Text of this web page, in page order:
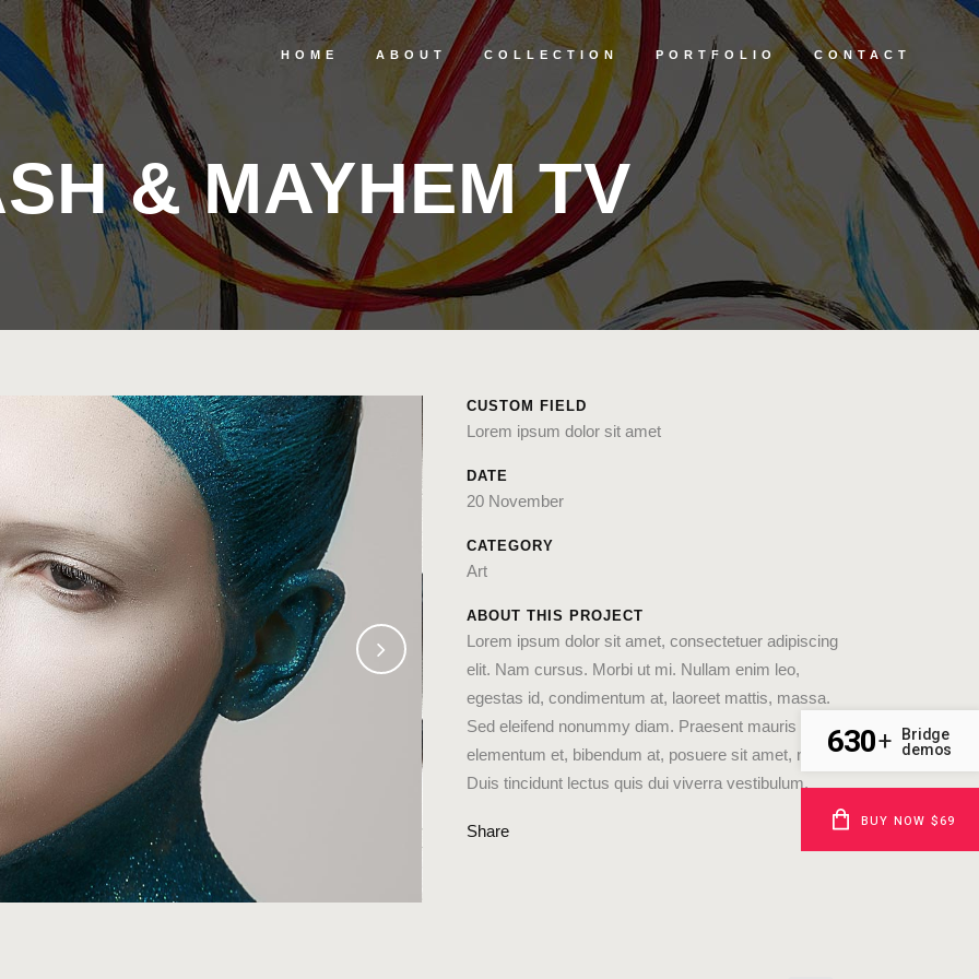
HOME ABOUT COLLECTION PORTFOLIO CONTACT
& MAYHEM TV
CUSTOM FIELD
Lorem ipsum dolor sit amet
DATE
20 November
CATEGORY
Art
ABOUT THIS PROJECT
Lorem ipsum dolor sit amet, consectetuer adipiscing
elit. Nam cursus. Morbi ut mi. Nullam enim leo,
egestas id, condimentum at, laoreet mattis, massa.
Sed eleifend nonummy diam. Praesent mauris ante,
elementum et, bibendum at, posuere sit amet, nibh.
Duis tincidunt lectus quis dui viverra vestibulum.
Share
630+
Bridge
demos
BUY NOW $69